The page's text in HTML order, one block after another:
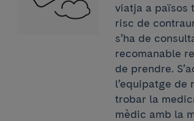
viatja a països
risc de
s’ha de
recomanable
de prendre.
l’equipatge de
trobar la
mèdic amb la